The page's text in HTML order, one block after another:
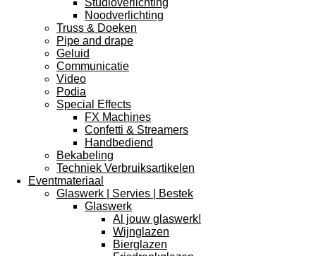
Noodverlichting
Truss & Doeken
Pipe and drape
Geluid
Communicatie
Video
Podia
Special Effects
FX Machines
Confetti & Streamers
Handbediend
Bekabeling
Techniek Verbruiksartikelen
Eventmateriaal
Glaswerk | Servies | Bestek
Glaswerk
Al jouw glaswerk!
Wijnglazen
Bierglazen